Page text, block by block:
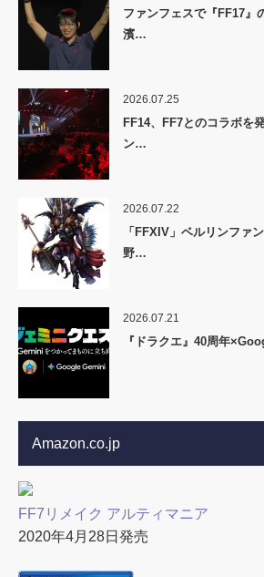
ファンフェスで『FF17』
濱…
2026.07.25
FF14、FF7とのコラボを
ン…
2026.07.22
「FFXIV」ベルリンファ
野…
2026.07.21
『ドラクエ』40周年
Amazon.co.jp
FF7リメイク アルティマニア
2020年4月28日発売